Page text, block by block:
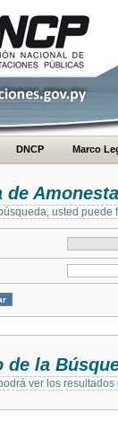
DNCP Marco
de
usted
de la
ver los